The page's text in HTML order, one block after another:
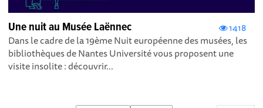
1418
Une nuit au Musée Laënnec
Dans le cadre de la 19ème Nuit européenne des musées, les
bibliothèques de Nantes Université vous proposent une
visite insolite : découvrir...